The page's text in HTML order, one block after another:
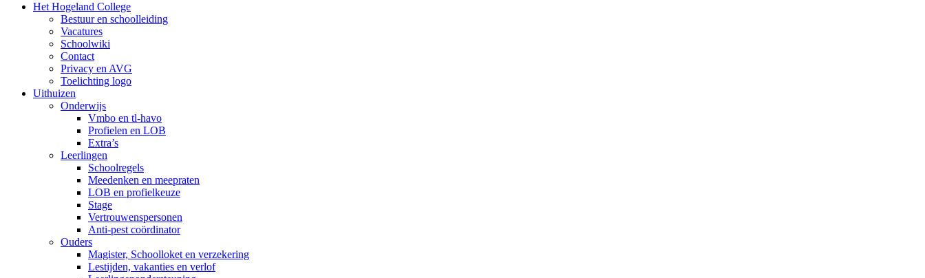
Het Hogeland College
Bestuur en schoolleiding
Vacatures
Schoolwiki
Contact
Privacy en AVG
Toelichting logo
Uithuizen
Onderwijs
Vmbo en tl-havo
Profielen en LOB
Extra’s
Leerlingen
Schoolregels
Meedenken en meepraten
LOB en profielkeuze
Stage
Vertrouwenspersonen
Anti-pest coördinator
Ouders
Magister, Schoolloket en verzekering
Lestijden, vakanties en verlof